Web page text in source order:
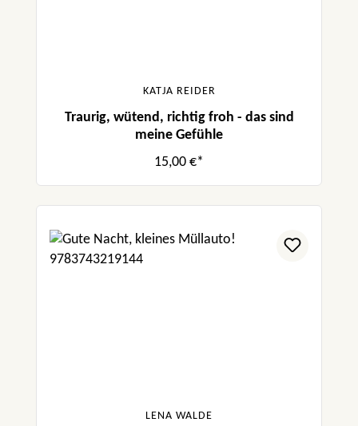
KATJA REIDER
Traurig, wütend, richtig froh - das sind
meine Gefühle
15,00 €*
LENA WALDE